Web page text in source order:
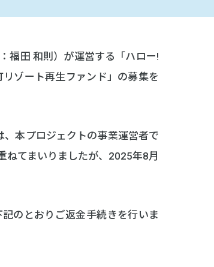
福田 和則）が運営する「ハロー!
ゾート再生ファンド」の募集を
、本プロジェクトの事業運営者で
ねてまいりましたが、2025年8月
のとおりご返金手続きを行いま